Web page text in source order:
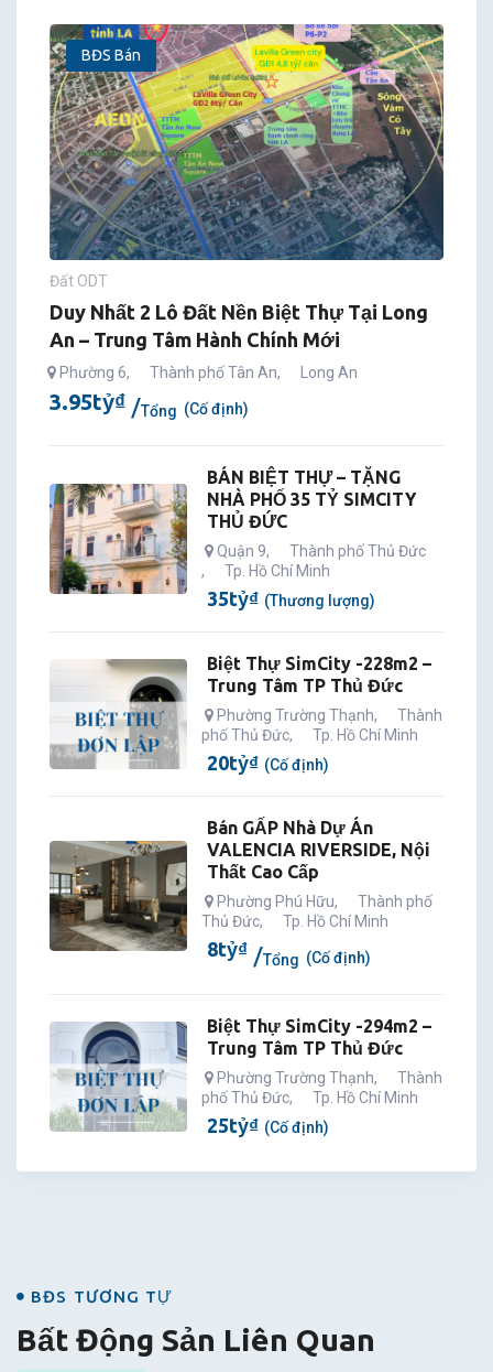
BĐS Bán
Đất ODT
Duy Nhất 2 Lô Đất Nền Biệt Thự Tại Long
An – Trung Tâm Hành Chính Mới
Phường 6, Thành phố Tân An, Long An
3.95tỷ₫ Tổng (Cố định)
BÁN BIỆT THỰ – TẶNG
NHÀ PHỐ 35 TỶ SIMCITY
THỦ ĐỨC
Quận 9,
Thành phố Thủ Đức
,
Tp. Hồ Chí Minh
35tỷ₫ (Thương lượng)
Biệt Thự SimCity -228m2 –
Trung Tâm TP Thủ Đức
Phường Trường Thạnh,
Thành
phố Thủ Đức, Tp. Hồ Chí Minh
20tỷ₫ (Cố định)
Bán GẤP Nhà Dự Án
VALENCIA RIVERSIDE, Nội
Thất Cao Cấp
Phường Phú Hữu,
Thành phố
Thủ Đức, Tp. Hồ Chí Minh
8tỷ₫ Tổng (Cố định)
Biệt Thự SimCity -294m2 –
Trung Tâm TP Thủ Đức
Phường Trường Thạnh,
Thành
phố Thủ Đức, Tp. Hồ Chí Minh
25tỷ₫ (Cố định)
BĐS
BĐS TƯƠNG TỰ
Bất Động Sản Liên Quan